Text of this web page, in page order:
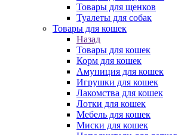
Товары для щенков
Туалеты для собак
Товары для кошек
Назад
Товары для кошек
Корм для кошек
Амуниция для кошек
Игрушки для кошек
Лакомства для кошек
Лотки для кошек
Мебель для кошек
Миски для кошек